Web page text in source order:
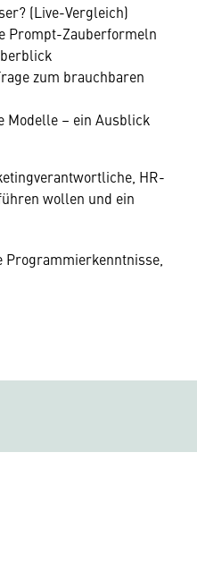
(Live-Vergleich)
Prompt-Zauberformeln
zum brauchbaren
Modelle – ein Ausblick
HR-
wollen und ein
Programmierkenntnisse,